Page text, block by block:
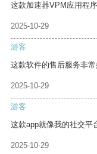
这款加速器VPM应用程
2025-10-29
游客
这款软件的售后服务非
2025-10-29
游客
这款app就像我的社交平
2025-10-29